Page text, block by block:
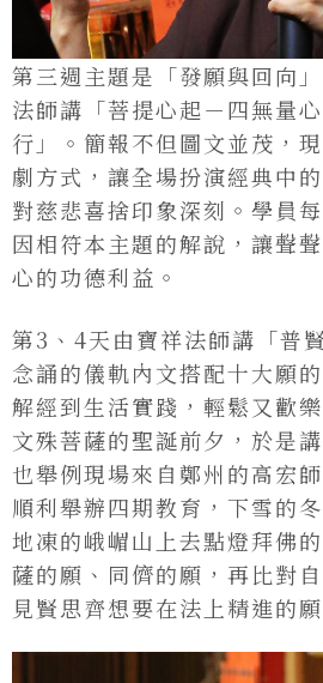
第三週主題是「發願與回向
法師講「菩提心起－四無量
行」。簡報不但圖文並茂，
劇方式，讓全場扮演經典中
對慈悲喜捨印象深刻。學員
因相符本主題的解說，讓聲
心的功德利益。
第3、4天由寶祥法師講「普
念誦的儀軌內文搭配十大願
解經到生活實踐，輕鬆又歡
文殊菩薩的聖誕前夕，於是
也舉例現場來自鄭州的高宏
順利舉辦四期教育，下雪的
地凍的峨嵋山上去點燈拜佛
薩的願、同儕的願，再比對
見賢思齊想要在法上精進的願